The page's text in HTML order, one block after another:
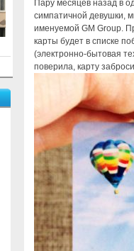
Пару месяцев назад в
симпатичной девушки,
именуемой GM Group.
карты будет в списке
(электронно-бытовая
поверила, карту